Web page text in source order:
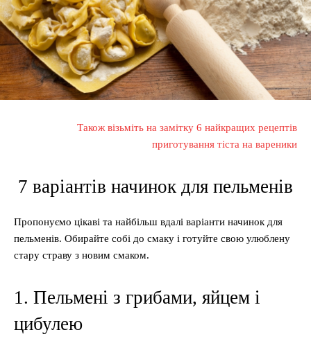
Також візьміть на замітку 6 найкращих рецептів
приготування тіста на вареники
7 варіантів начинок для пельменів
Пропонуємо цікаві та найбільш вдалі варіанти начинок для
пельменів. Обирайте собі до смаку і готуйте свою улюблену
стару страву з новим смаком.
1. Пельмені з грибами, яйцем і
цибулею